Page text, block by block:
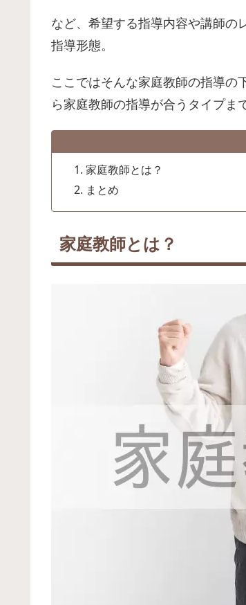
など、希望する指導内容や講師の
指導形態。
ここではそんな家庭教師の指導の
ら家庭教師の指導が合うタイプま
家庭教師とは？
まとめ
家庭教師とは？